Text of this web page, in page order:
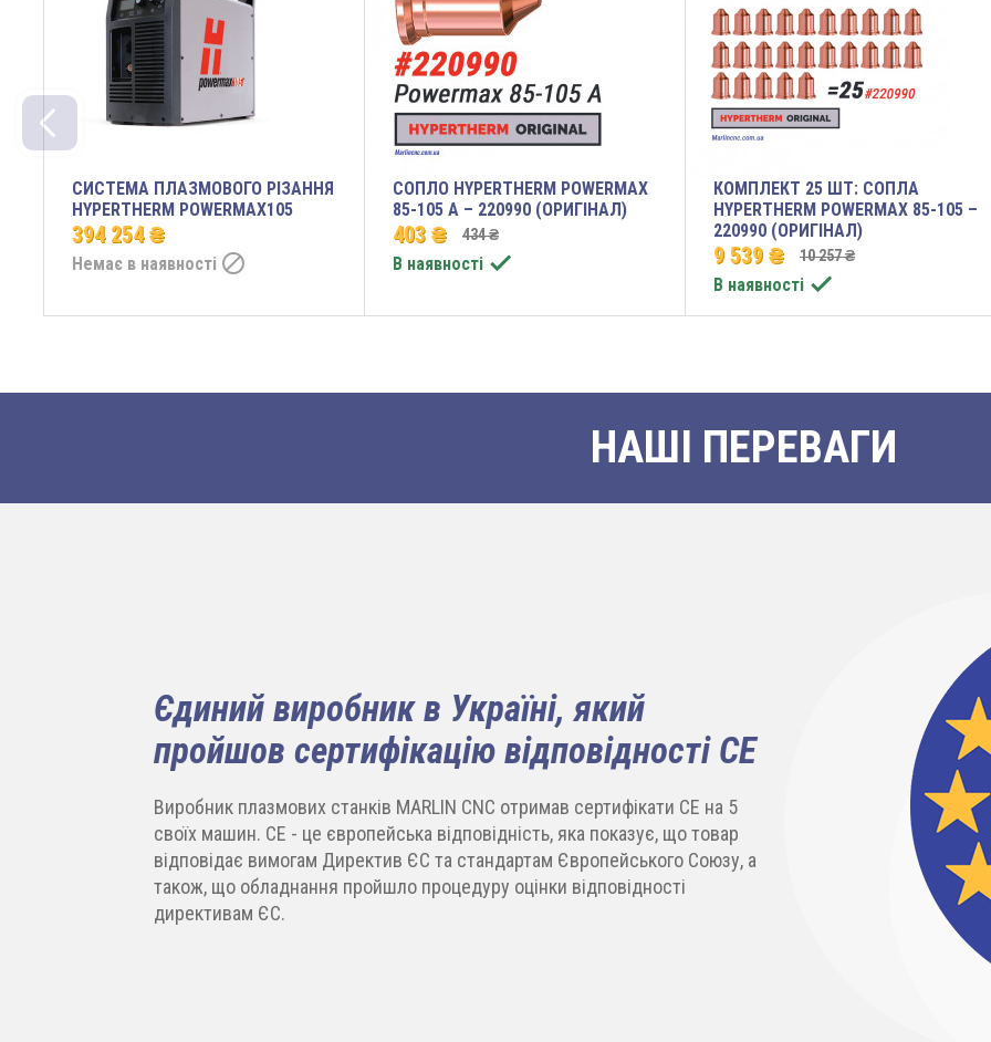
СИСТЕМА ПЛАЗМОВОГО РІЗАННЯ
HYPERTHERM POWERMAX105
394 254 ₴
Немає в наявності 
СОПЛО HYPERTHERM POWERMAX
85-105 A – 220990 (ОРИГІНАЛ)
403 ₴ 434 ₴
В наявності 
КОМПЛЕКТ 25 ШТ: СОПЛА
HYPERTHERM POWERMAX 85-105 –
220990 (ОРИГІНАЛ)
9 539 ₴ 10 257 ₴
В наявності 
НАШІ ПЕРЕВАГИ
Єдиний виробник в Україні, який
пройшов сертифікацію відповідності СЕ
Виробник плазмових станків MARLIN CNC отримав сертифікати СЕ на 5
своїх машин. СЕ - це європейська відповідність, яка показує, що товар
відповідає вимогам Директив ЄС та стандартам Європейського Союзу, а
також, що обладнання пройшло процедуру оцінки відповідності
директивам ЄС.